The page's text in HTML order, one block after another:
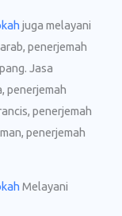
juga melayani
penerjemah
Jasa
penerjemah
penerjemah
penerjemah
Melayani